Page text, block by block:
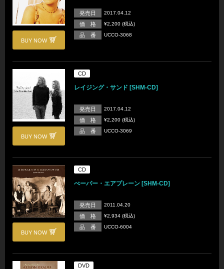
BUY NOW
発売日 2017.04.12
価 格 ¥2,200 (税込)
品 番 UCCO-3068
BUY NOW
CD
レイジング・サンド [SHM-CD]
発売日 2017.04.12
価 格 ¥2,200 (税込)
品 番 UCCO-3069
BUY NOW
CD
ぺーパー・エアプレーン [SHM-CD]
発売日 2011.04.20
価 格 ¥2,934 (税込)
品 番 UCCO-6004
DVD